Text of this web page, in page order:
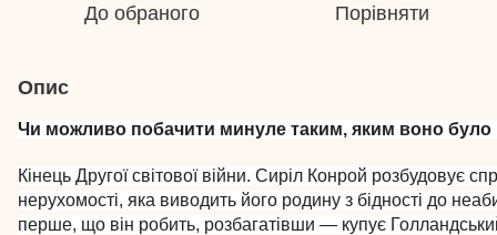
До обраного Порівняти
Опис
Чи можливо побачити минуле таким, яким воно було
Кінець Другої світової війни. Сиріл Конрой розбудовує
нерухомості, яка виводить його родину з бідності до
перше, що він робить, розбагатівши — купує